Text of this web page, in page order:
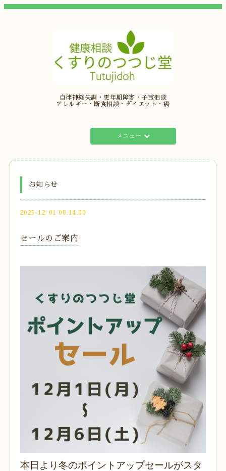
自律神経失調・更年期障害・子宝相談
アレルギー・断食相談・ダイエット・癌
メニュー
お知らせ
2025-12-01 08:14:00
セールのご案内
本日より冬のポイントアップセールがスタ